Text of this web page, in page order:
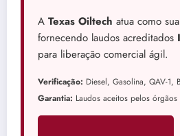
A Texas Oiltech atua como
fornecendo laudos acreditados
para liberação comercial ágil.
Verificação: Diesel, Gasolina, QAV-1,
Garantia: Laudos aceitos pelos